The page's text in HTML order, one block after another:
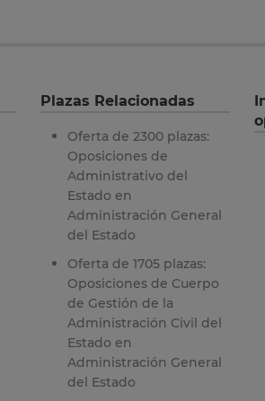
Plazas Relacionadas
Oferta de 2300 plazas:
Oposiciones de
Administrativo del
Estado en
Administración General
del Estado
Oferta de 1705 plazas:
Oposiciones de Cuerpo
de Gestión de la
Administración Civil del
Estado en
Administración General
del Estado